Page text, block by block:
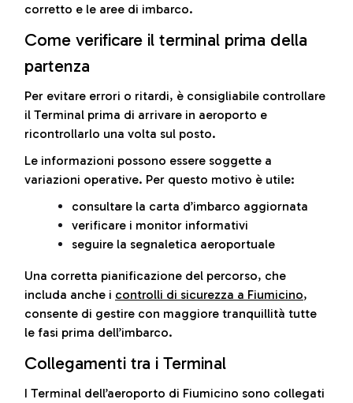
corretto e le aree di imbarco.
Come verificare il terminal prima della
partenza
Per evitare errori o ritardi, è consigliabile controllare
il Terminal prima di arrivare in aeroporto e
ricontrollarlo una volta sul posto.
Le informazioni possono essere soggette a
variazioni operative. Per questo motivo è utile:
consultare la carta d’imbarco aggiornata
verificare i monitor informativi
seguire la segnaletica aeroportuale
Una corretta pianificazione del percorso, che
includa anche i controlli di sicurezza a Fiumicino,
consente di gestire con maggiore tranquillità tutte
le fasi prima dell’imbarco.
Collegamenti tra i Terminal
I Terminal dell’aeroporto di Fiumicino sono collegati